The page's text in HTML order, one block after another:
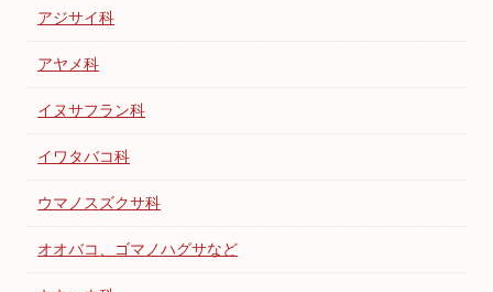
アジサイ科
アヤメ科
イヌサフラン科
イワタバコ科
ウマノスズクサ科
オオバコ、ゴマノハグサなど